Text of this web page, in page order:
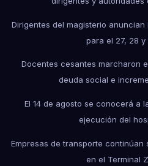
Dirigentes del magisterio
para el 27, 28 y
Docentes cesantes marcharon
deuda social e
El 14 de agosto se conocerá a
ejecución del
Empresas de transporte continúan
en el Terminal